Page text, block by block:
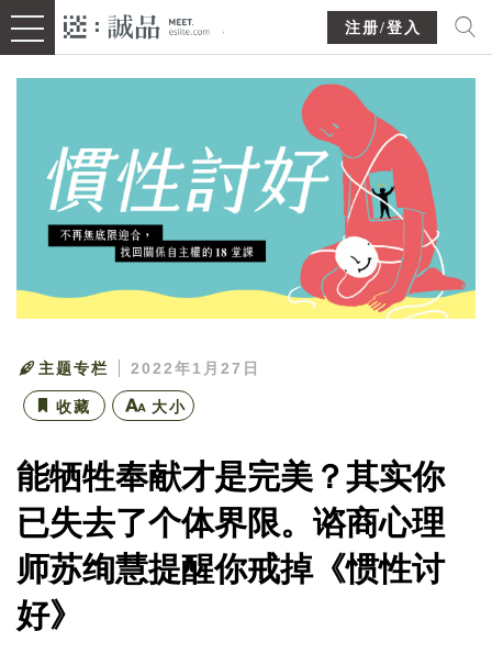
注册/登入
主题专栏 2022年1月27日
收藏 大小
能牺牲奉献才是完美？其实你
已失去了个体界限。谘商心理
师苏绚慧提醒你戒掉《惯性讨
好》